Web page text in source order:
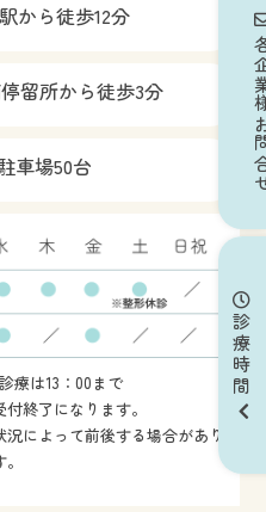
各企
診療時間
から徒歩12分
留所から徒歩3分
車場50台
療は13：00まで
終了になります。
によって前後する場合があり